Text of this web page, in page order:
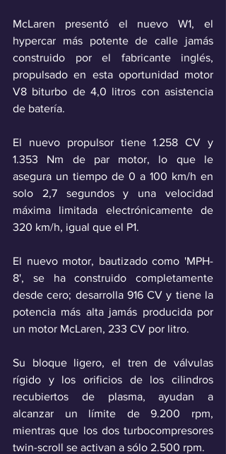
McLaren presentó el nuevo W1, el
hypercar más potente de calle jamás
construido por el fabricante inglés,
propulsado en esta oportunidad motor
V8 biturbo de 4,0 litros con asistencia
de batería.
El nuevo propulsor tiene 1.258 CV y
1.353 Nm de par motor, lo que le
asegura un tiempo de 0 a 100 km/h en
solo 2,7 segundos y una velocidad
máxima limitada electrónicamente de
320 km/h, igual que el P1.
El nuevo motor, bautizado como 'MPH-
8', se ha construido completamente
desde cero; desarrolla 916 CV y tiene la
potencia más alta jamás producida por
un motor McLaren, 233 CV por litro.
Su bloque ligero, el tren de válvulas
rígido y los orificios de los cilindros
recubiertos de plasma, ayudan a
alcanzar un límite de 9.200 rpm,
mientras que los dos turbocompresores
twin-scroll se activan a sólo 2.500 rpm.